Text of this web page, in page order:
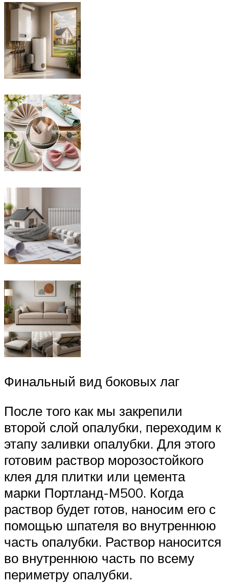
Финальный вид боковых лаг
После того как мы закрепили
второй слой опалубки, переходим к
этапу заливки опалубки. Для этого
готовим раствор морозостойкого
клея для плитки или цемента
марки Портланд-М500. Когда
раствор будет готов, наносим его с
помощью шпателя во внутреннюю
часть опалубки. Раствор наносится
во внутреннюю часть по всему
периметру опалубки.